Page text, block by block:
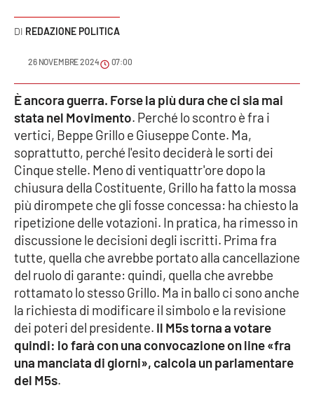
Podcast
Meteo
Editoriali
VIDEO
Ambiente
Cronaca
Cultura
Economia e Lavoro
Politica
Sanità
REDAZIONE POLITICA
26 NOVEMBRE 2024 07:00
È ancora guerra. Forse la più dura che ci sia mai
stata nel Movimento. Perché lo scontro è fra i
vertici, Beppe Grillo e Giuseppe Conte. Ma,
soprattutto, perché l'esito deciderà le sorti dei
Cinque stelle. Meno di ventiquattr'ore dopo la
chiusura della Costituente, Grillo ha fatto la mossa
più dirompete che gli fosse concessa: ha chiesto la
ripetizione delle votazioni. In pratica, ha rimesso in
discussione le decisioni degli iscritti. Prima fra
tutte, quella che avrebbe portato alla cancellazione
del ruolo di garante: quindi, quella che avrebbe
rottamato lo stesso Grillo. Ma in ballo ci sono anche
la richiesta di modificare il simbolo e la revisione
dei poteri del presidente. Il M5s torna a votare
quindi: lo farà con una convocazione on line «fra
una manciata di giorni», calcola un parlamentare
del M5s.